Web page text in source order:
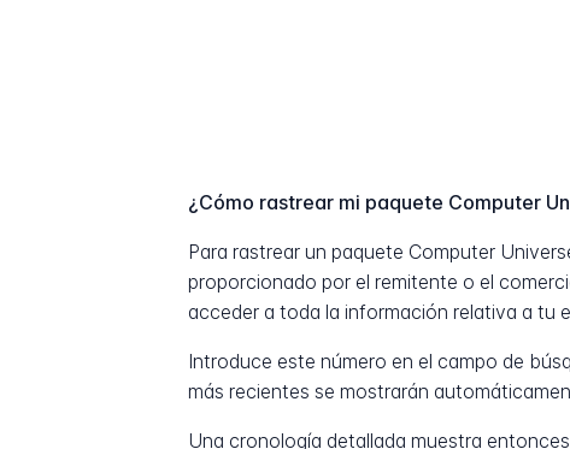
¿Cómo rastrear mi paquete Computer
Para rastrear un paquete Computer
proporcionado por el remitente o el
acceder a toda la información relativa a tu
Introduce este número en el campo de
más recientes se mostrarán
Una cronología detallada muestra